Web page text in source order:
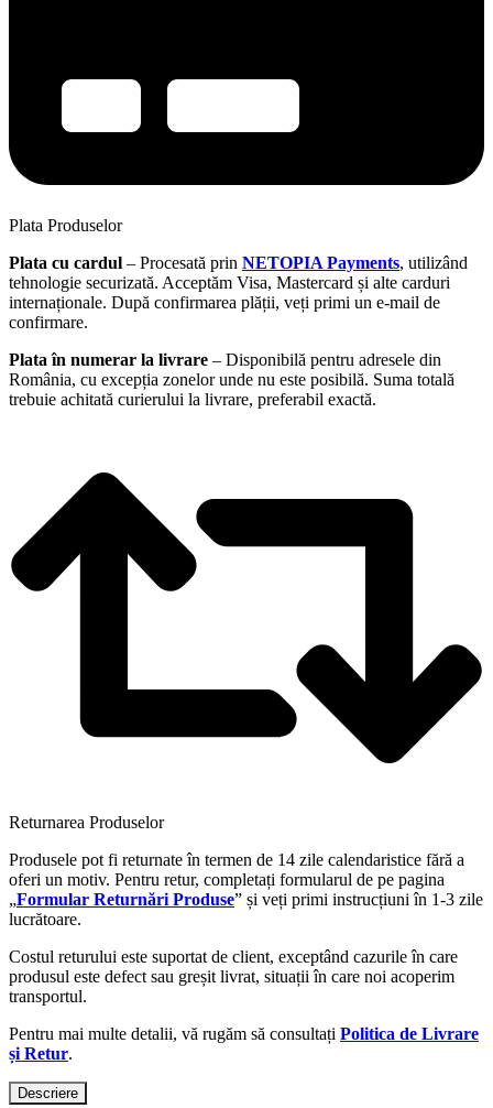
Plata Produselor
Plata cu cardul – Procesată prin NETOPIA Payments, utilizând
tehnologie securizată. Acceptăm Visa, Mastercard și alte carduri
internaționale. După confirmarea plății, veți primi un e-mail de
confirmare.
Plata în numerar la livrare – Disponibilă pentru adresele din
România, cu excepția zonelor unde nu este posibilă. Suma totală
trebuie achitată curierului la livrare, preferabil exactă.
Returnarea Produselor
Produsele pot fi returnate în termen de 14 zile calendaristice fără a
oferi un motiv. Pentru retur, completați formularul de pe pagina
„Formular Returnări Produse” și veți primi instrucțiuni în 1-3 zile
lucrătoare.
Costul returului este suportat de client, exceptând cazurile în care
produsul este defect sau greșit livrat, situații în care noi acoperim
transportul.
Pentru mai multe detalii, vă rugăm să consultați Politica de Livrare
și Retur.
Descriere